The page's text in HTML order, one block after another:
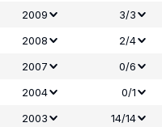
2009 3/3
2008 2/4
2007 0/6
2004 0/1
2003 14/14